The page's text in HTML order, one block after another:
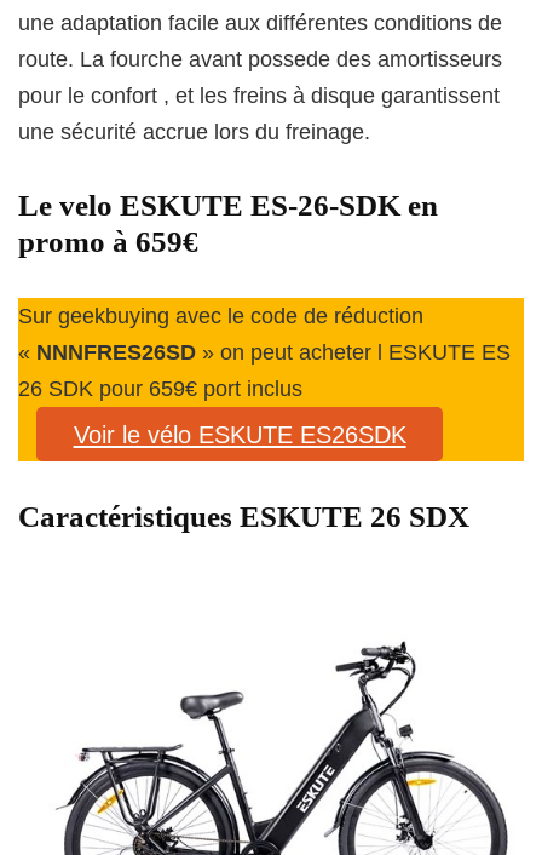
une adaptation facile aux différentes conditions de
route. La fourche avant possede des amortisseurs
pour le confort , et les freins à disque garantissent
une sécurité accrue lors du freinage.
Le velo ESKUTE ES-26-SDK en
promo à 659€
Sur geekbuying avec le code de réduction
« NNNFRES26SD » on peut acheter l ESKUTE ES
26 SDK pour 659€ port inclus
Voir le vélo ESKUTE ES26SDK
Caractéristiques ESKUTE 26 SDX